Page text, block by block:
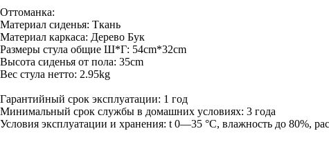
Оттоманка:
Материал сиденья: Ткань
Материал каркаса: Дерево Бук
Размеры стула общие Ш*Г: 54cm*32cm
Высота сиденья от пола: 35cm
Вес стула нетто: 2.95kg
Гарантийный срок эксплуатации: 1 год
Минимальный срок службы в домашних условиях: 3 года
Условия эксплуатации и хранения: t 0—35 °С, влажность до 80%,